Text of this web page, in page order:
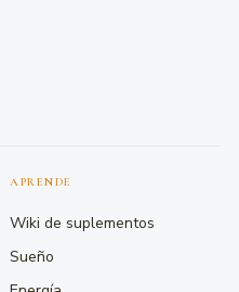
APRENDE
Wiki de suplementos
Sueño